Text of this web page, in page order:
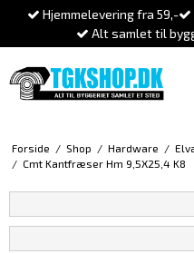
Hjemmelevering fra 59,-
Alt samlet til
Forside / Shop / Hardware /
/ Cmt Kantfræser Hm 9,5X25,4 K8